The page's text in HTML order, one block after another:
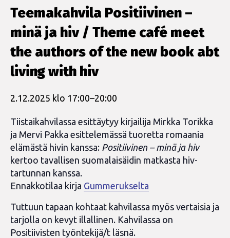
Teemakahvila Positiivinen –
minä ja hiv / Theme café meet
the authors of the new book abt
living with hiv
2.12.2025 klo 17:00–20:00
Tiistaikahvilassa esittäytyy kirjailija Mirkka Torikka
ja Mervi Pakka esittelemässä tuoretta romaania
elämästä hivin kanssa: Positiivinen – minä ja hiv
kertoo tavallisen suomalaisäidin matkasta hiv-
tartunnan kanssa.
Ennakkotilaa kirja Gummerukselta
Tuttuun tapaan kohtaat kahvilassa myös vertaisia ja
tarjolla on kevyt illallinen. Kahvilassa on
Positiivisten työntekijä/t läsnä.